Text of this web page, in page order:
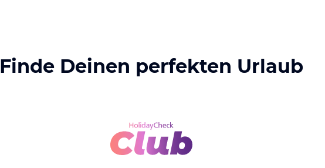
Finde Deinen perfekten Urlaub